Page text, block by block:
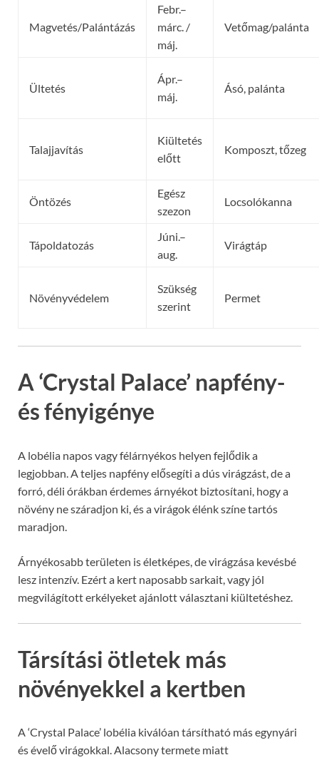
Magvetés/Palántázás
Febr.–
márc. /
máj.
Vetőmag/palánta
Ültetés
Ápr.–
máj.
Ásó, palánta
Talajjavítás
Kiültetés
előtt
Komposzt, tőzeg
Öntözés
Egész
szezon
Locsolókanna
Tápoldatozás
Júni.–
aug.
Virágtáp
Növényvédelem
Szükség
szerint
Permet
A ‘Crystal Palace’ napfény-
és fényigénye
A lobélia napos vagy félárnyékos helyen fejlődik a
legjobban. A teljes napfény elősegíti a dús virágzást, de a
forró, déli órákban érdemes árnyékot biztosítani, hogy a
növény ne száradjon ki, és a virágok élénk színe tartós
maradjon.
Árnyékosabb területen is életképes, de virágzása kevésbé
lesz intenzív. Ezért a kert naposabb sarkait, vagy jól
megvilágított erkélyeket ajánlott választani kiültetéshez.
Társítási ötletek más
növényekkel a kertben
A ‘Crystal Palace’ lobélia kiválóan társítható más egynyári
és évelő virágokkal. Alacsony termete miatt